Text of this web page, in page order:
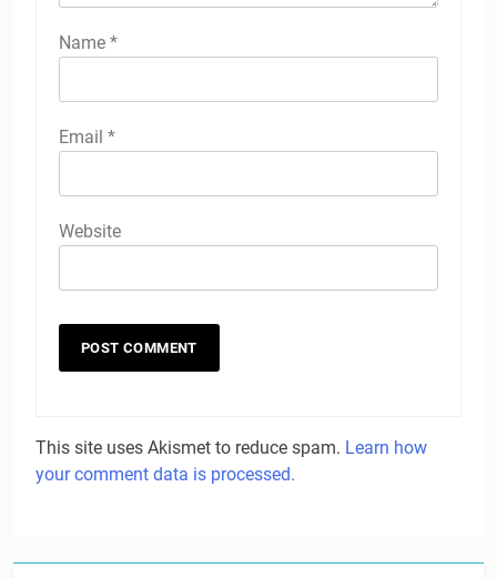
Name *
Email *
Website
This site uses Akismet to reduce spam. Learn how
your comment data is processed.